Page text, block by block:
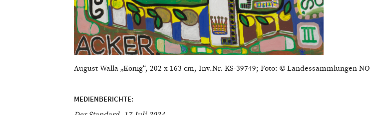
August Walla „König“, 202 x 163 cm, Inv.Nr. KS-39749; Foto: © Landessammlungen NÖ
MEDIENBERICHTE: